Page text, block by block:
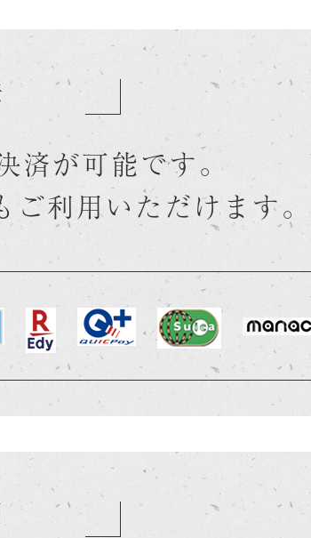
済が可能です。
ご利用いただけます。